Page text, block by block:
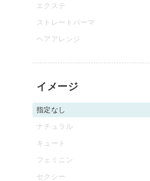
エクステ
ストレートパーマ
ヘアアレンジ
イメージ
指定なし
ナチュラル
キュート
フェミニン
セクシー